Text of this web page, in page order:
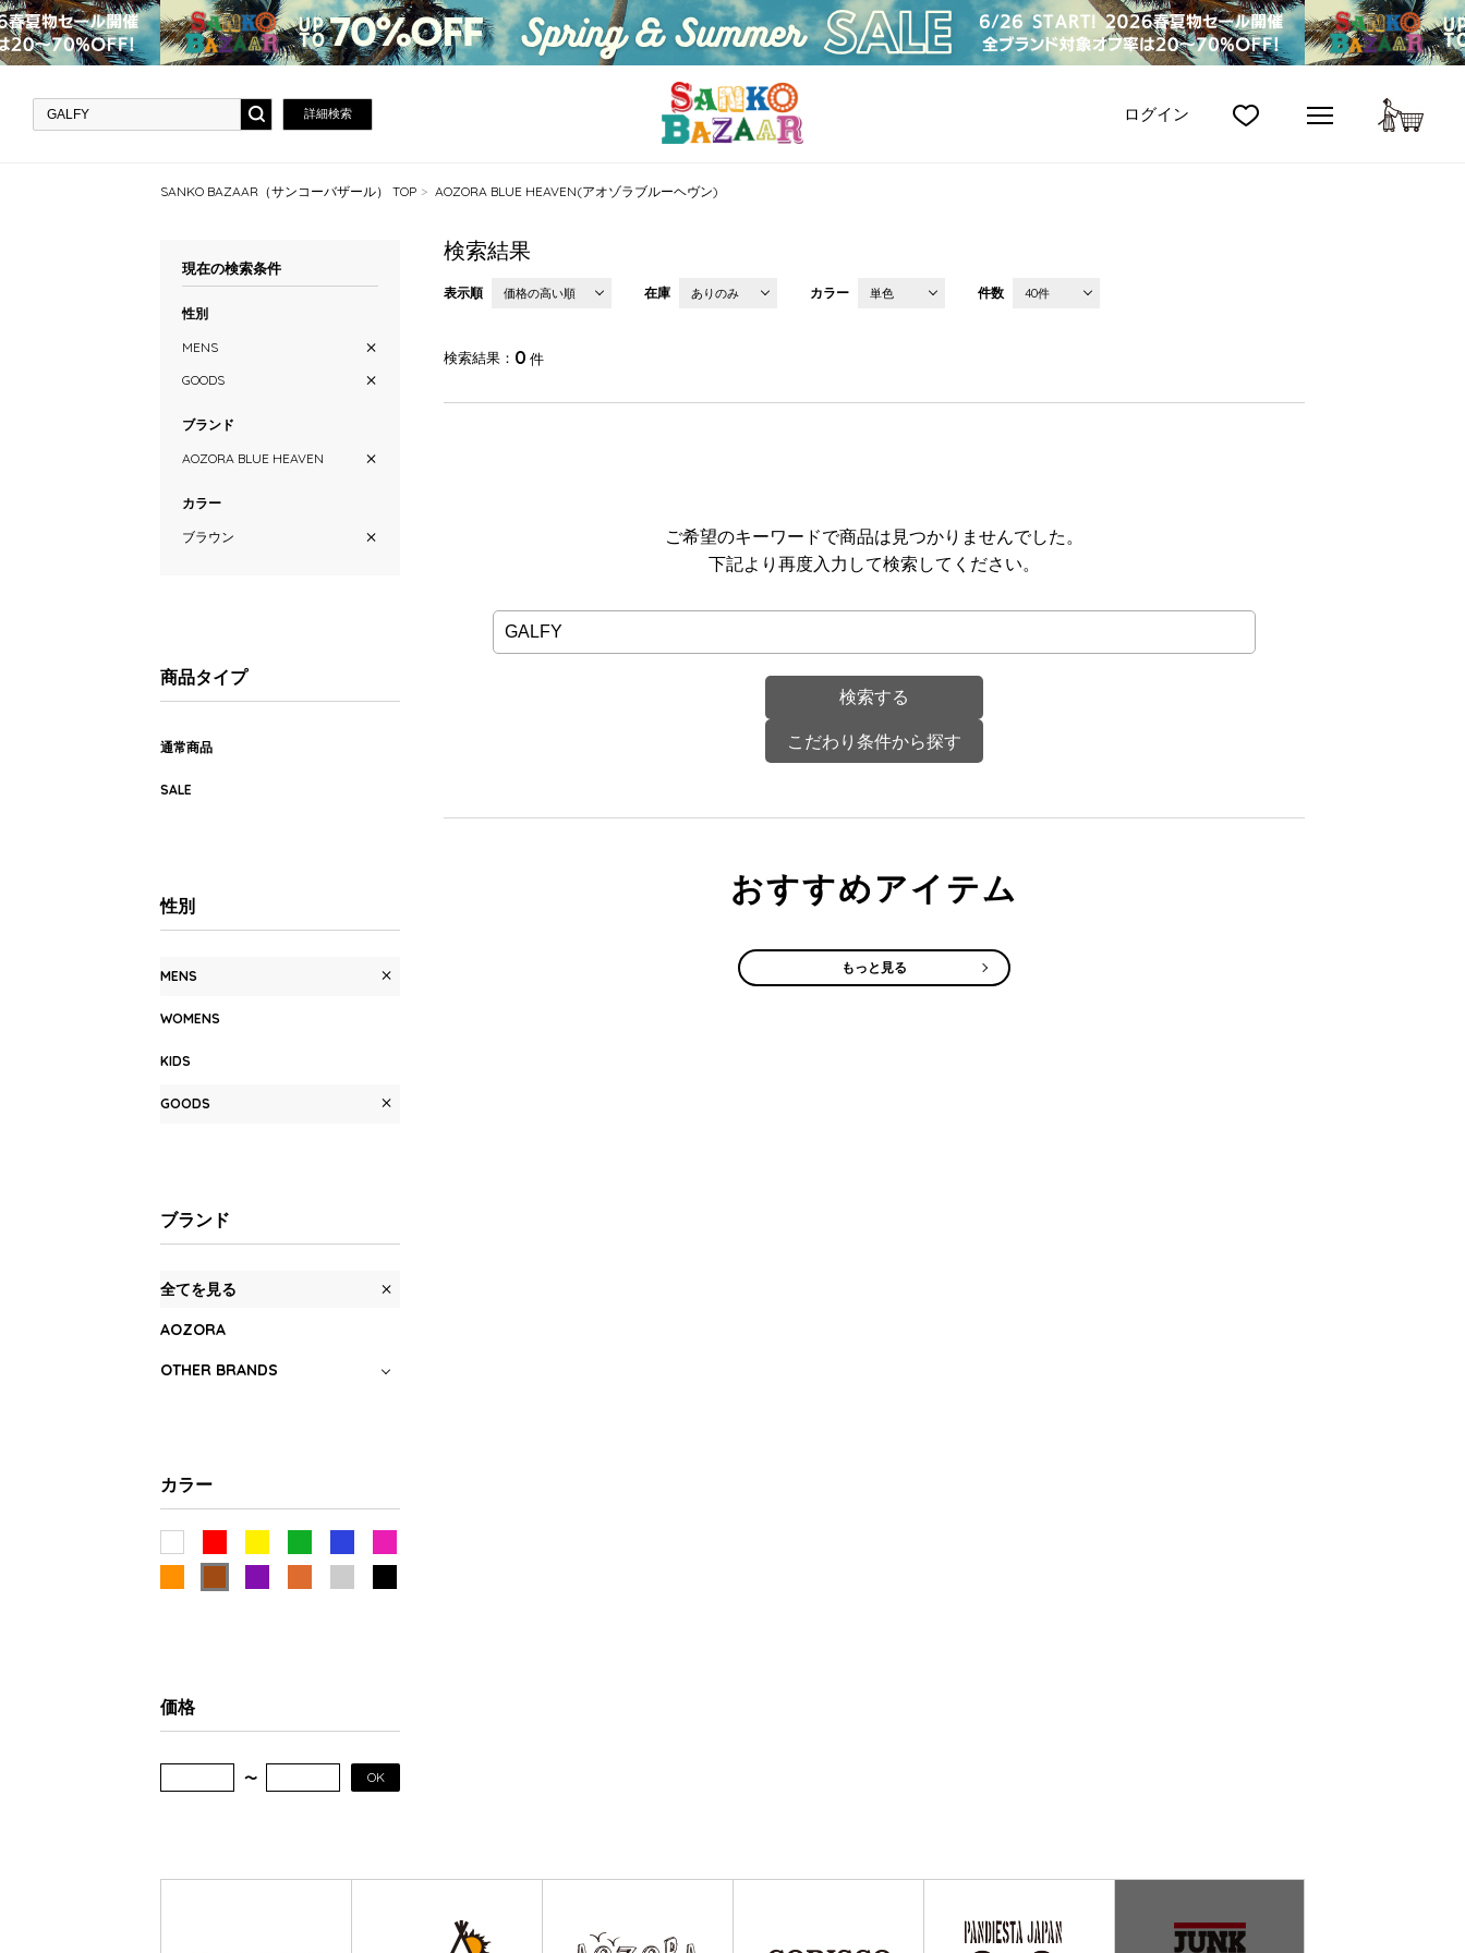
詳細検索 ログイン
SANKO BAZAAR（サンコーバザール） TOP AOZORA BLUE HEAVEN(アオゾラブルーヘヴン)
検索結果
表示順 価格の高い順 在庫 ありのみ カラー 単色 件数 40件
検索結果 0 件
ご希望のキーワードで商品は見つかりませんでした。
下記より再度入力して検索してください。
こだわり条件から探す
おすすめアイテム
もっと見る
現在の検索条件
性別
MENS
GOODS
ブランド
AOZORA BLUE HEAVEN
カラー
ブラウン
商品タイプ
通常商品
SALE
性別
MENS
WOMENS
KIDS
GOODS
ブランド
全てを見る
AOZORA
OTHER BRANDS
カラー
価格
OK